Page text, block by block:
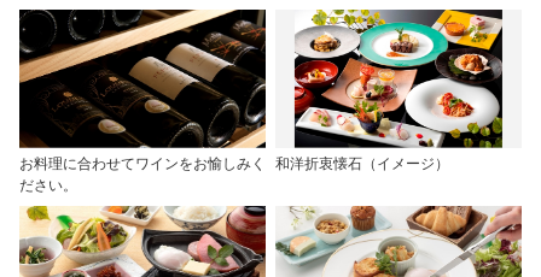
お料理に合わせてワインをお愉しみく
ださい。
和洋折衷懐石（イメージ）